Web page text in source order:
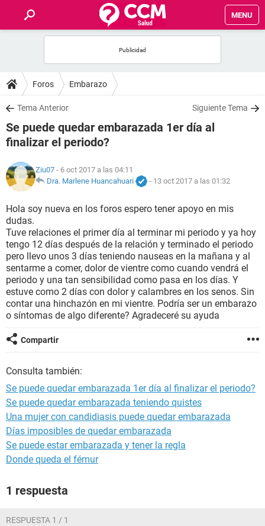
MENU
FOROS
SALUD
FAMILIA
NUTRICIÓN
SEXUALIDAD
GLOSARIO
Foros Embarazo
Tema Anterior Siguiente Tema
Se puede quedar embarazada 1er día al
finalizar el periodo?
Ziu07 - 6 oct 2017 a las 04:11
Dra. Marlene Huancahuari
- 13 oct 2017 a las 01:32
Hola soy nueva en los foros espero tener apoyo en mis
dudas.
Tuve relaciones el primer día al terminar mi periodo y ya hoy
tengo 12 días después de la relación y terminado el periodo
pero llevo unos 3 días teniendo nauseas en la mañana y al
sentarme a comer, dolor de vientre como cuando vendrá el
periodo y una tan sensibilidad como pasa en los días. Y
estuve como 2 días con dolor y calambres en los senos. Sin
contar una hinchazón en mi vientre. Podría ser un embarazo
o síntomas de algo diferente? Agradeceré su ayuda
Compartir
Consulta también:
Se puede quedar embarazada 1er día al finalizar el periodo?
Se puede quedar embarazada teniendo quistes
Una mujer con candidiasis puede quedar embarazada
Días imposibles de quedar embarazada
Se puede estar embarazada y tener la regla
Donde queda el fémur
1 respuesta
RESPUESTA 1 / 1